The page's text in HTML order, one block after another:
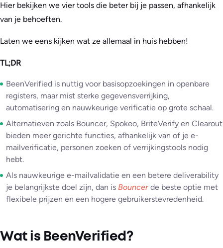
Hier bekijken we vier tools die beter bij je passen, afhankelijk
van je behoeften.
Laten we eens kijken wat ze allemaal in huis hebben!
TL;DR
BeenVerified is nuttig voor basisopzoekingen in openbare
registers, maar mist sterke gegevensverrijking,
automatisering en nauwkeurige verificatie op grote schaal.
Alternatieven zoals Bouncer, Spokeo, BriteVerify en Clearout
bieden meer gerichte functies, afhankelijk van of je e-
mailverificatie, personen zoeken of verrijkingstools nodig
hebt.
Als nauwkeurige e-mailvalidatie en een betere deliverability
je belangrijkste doel zijn, dan is Bouncer de beste optie met
flexibele prijzen en een hogere gebruikerstevredenheid.
Wat is BeenVerified?